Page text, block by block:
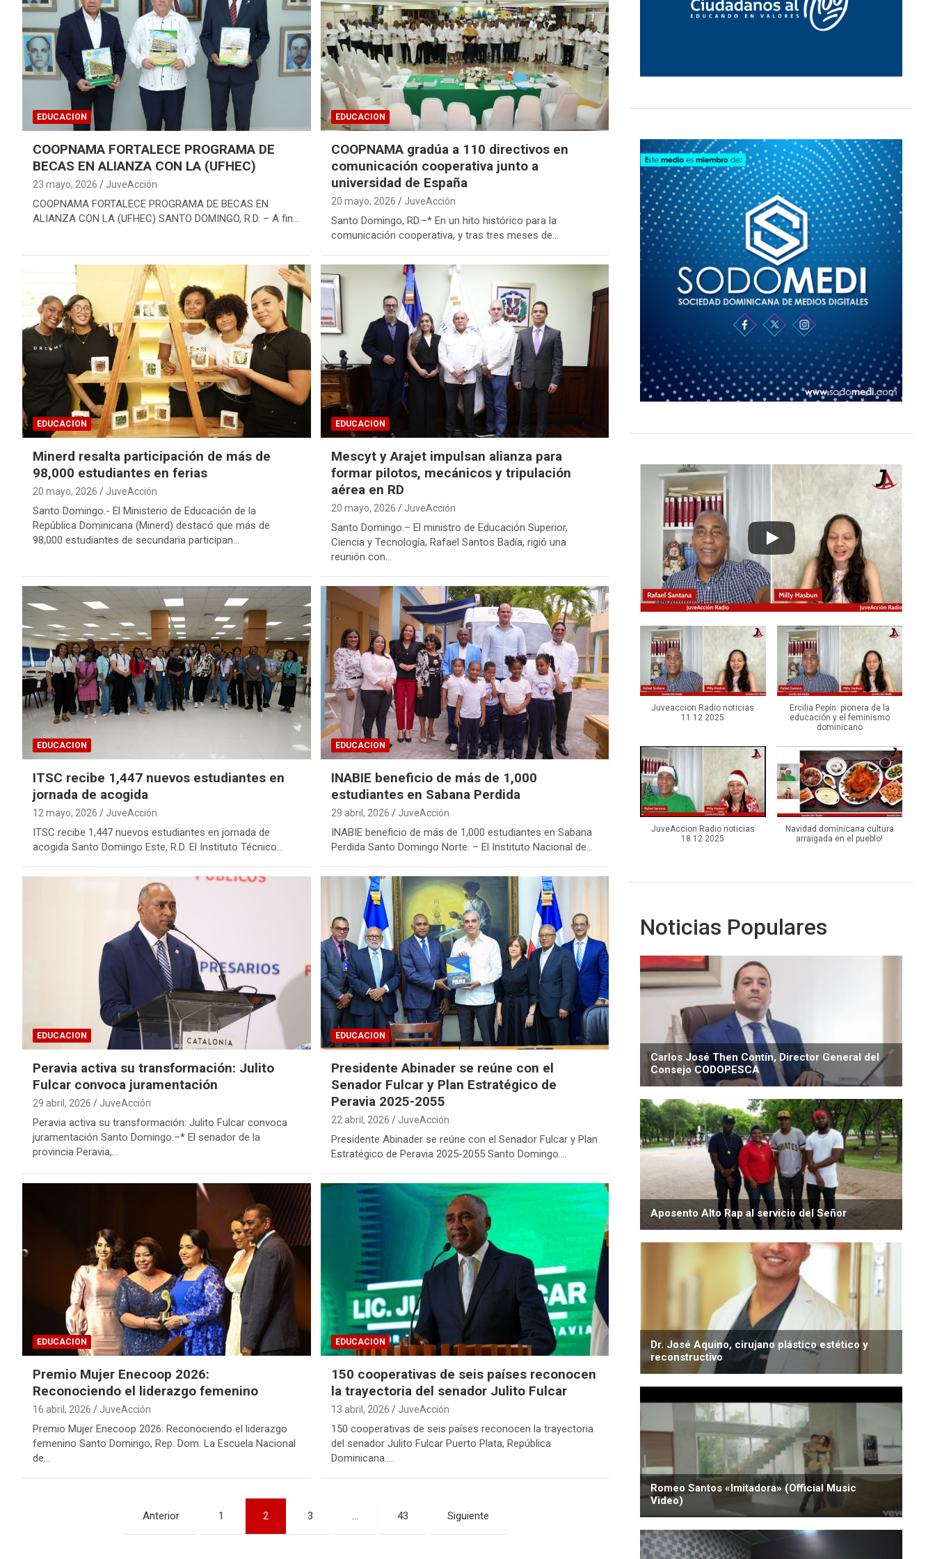
EDUCACION
COOPNAMA FORTALECE PROGRAMA DE
BECAS EN ALIANZA CON LA (UFHEC)
23 mayo, 2026 JuveAcción
COOPNAMA FORTALECE PROGRAMA DE BECAS EN
ALIANZA CON LA (UFHEC) SANTO DOMINGO, R.D. – A fin…
EDUCACION
COOPNAMA gradúa a 110 directivos en
comunicación cooperativa junto a
universidad de España
20 mayo, 2026 JuveAcción
Santo Domingo, RD.–* En un hito histórico para la
comunicación cooperativa, y tras tres meses de…
EDUCACION
Minerd resalta participación de más de
98,000 estudiantes en ferias
20 mayo, 2026 JuveAcción
Santo Domingo.- El Ministerio de Educación de la
República Dominicana (Minerd) destacó que más de
98,000 estudiantes de secundaria participan…
EDUCACION
Mescyt y Arajet impulsan alianza para
formar pilotos, mecánicos y tripulación
aérea en RD
20 mayo, 2026 JuveAcción
Santo Domingo.– El ministro de Educación Superior,
Ciencia y Tecnología, Rafael Santos Badía, rigió una
reunión con…
EDUCACION
ITSC recibe 1,447 nuevos estudiantes en
jornada de acogida
12 mayo, 2026 JuveAcción
ITSC recibe 1,447 nuevos estudiantes en jornada de
acogida Santo Domingo Este, R.D. El Instituto Técnico…
EDUCACION
INABIE beneficio de más de 1,000
estudiantes en Sabana Perdida
29 abril, 2026 JuveAcción
INABIE beneficio de más de 1,000 estudiantes en Sabana
Perdida Santo Domingo Norte. – El Instituto Nacional de…
EDUCACION
Peravia activa su transformación: Julito
Fulcar convoca juramentación
29 abril, 2026 JuveAcción
Peravia activa su transformación: Julito Fulcar convoca
juramentación Santo Domingo.–* El senador de la
provincia Peravia,…
EDUCACION
Presidente Abinader se reúne con el
Senador Fulcar y Plan Estratégico de
Peravia 2025-2055
22 abril, 2026 JuveAcción
Presidente Abinader se reúne con el Senador Fulcar y Plan
Estratégico de Peravia 2025-2055 Santo Domingo.…
EDUCACION
Premio Mujer Enecoop 2026:
Reconociendo el liderazgo femenino
16 abril, 2026 JuveAcción
Premio Mujer Enecoop 2026: Reconociendo el liderazgo
femenino Santo Domingo, Rep. Dom. La Escuela Nacional
de…
EDUCACION
150 cooperativas de seis países reconocen
la trayectoria del senador Julito Fulcar
13 abril, 2026 JuveAcción
150 cooperativas de seis países reconocen la trayectoria
del senador Julito Fulcar Puerto Plata, República
Dominicana.…
Anterior 1 2 3 … 43 Siguiente
Juveaccion Radio noticias
11 12 2025
Ercilia Pepín: pionera de la
educación y el feminismo
dominicano
JuveAccion Radio noticias
18 12 2025
Navidad dominicana cultura
arraigada en el pueblo!
Noticias Populares